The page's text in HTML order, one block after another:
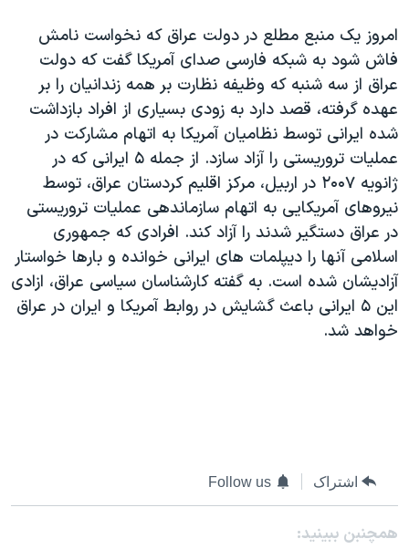
امروز یک منبع مطلع در دولت عراق که نخواست نامش
فاش شود به شبکه فارسی صدای آمریکا گفت که دولت
عراق از سه شنبه که وظیفه نظارت بر همه زندانیان را بر
عهده گرفته، قصد دارد به زودی بسیاری از افراد بازداشت
شده ایرانی توسط نظامیان آمریکا به اتهام مشارکت در
عملیات تروریستی را آزاد سازد. از جمله ۵ ایرانی که در
ژانویه ۲۰۰۷ در اربیل، مرکز اقلیم کردستان عراق، توسط
نیروهای آمریکایی به اتهام سازماندهی عملیات تروریستی
در عراق دستگیر شدند را آزاد کند. افرادی که جمهوری
اسلامی آنها را دیپلمات های ایرانی خوانده و بارها خواستار
آزادیشان شده است. به گفته کارشناسان سیاسی عراق، ازادی
این ۵ ایرانی باعث گشایش در روابط آمریکا و ایران در عراق
خواهد شد.
اشتراک Follow us
همچنبن ببینید: